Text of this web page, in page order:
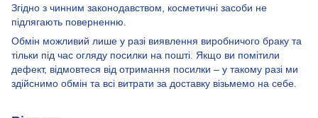
Згідно з чинним законодавством, косметичні засоби не
підлягають поверненню.
Обмін можливий лише у разі виявлення виробничого браку та
тільки під час огляду посилки на пошті. Якщо ви помітили
дефект, відмовтеся від отримання посилки – у такому разі ми
здійснимо обмін та всі витрати за доставку візьмемо на себе.